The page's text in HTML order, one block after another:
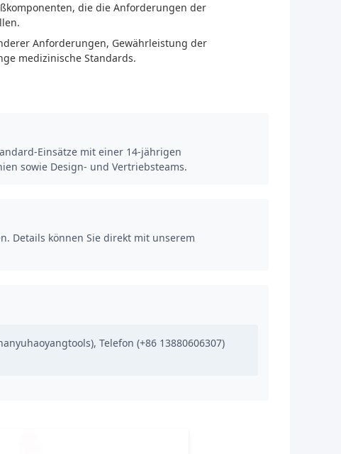
die die Anforderungen der
Anforderungen, Gewährleistung der
medizinische Standards.
Einsätze mit einer 14-jährigen
sowie Design- und Vertriebsteams.
Details können Sie direkt mit unserem
Telefon (+86 13880606307)